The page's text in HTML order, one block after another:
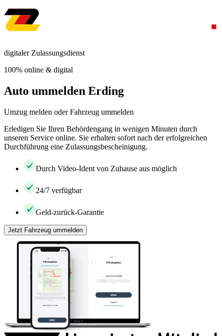
digitaler Zulassungsdienst
100% online & digital
Auto ummelden Erding
Umzug melden oder Fahrzeug ummelden
Erledigen Sie Ihren Behördengang in wenigen Minuten durch
unseren Service online. Sie erhalten sofort nach der erfolgreichen
Durchführung eine Zulassungsbescheinigung.
Durch Video-Ident von Zuhause aus möglich
24/7 verfügbar
Geld-zurück-Garantie
Jetzt Fahrzeug ummelden